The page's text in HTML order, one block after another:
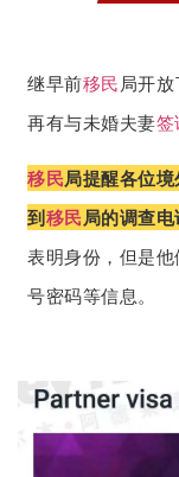
继早前移民局开
再有与未婚夫妻签
移民局提醒各位
到移民局的调查
表明身份，但是
号密码等信息。